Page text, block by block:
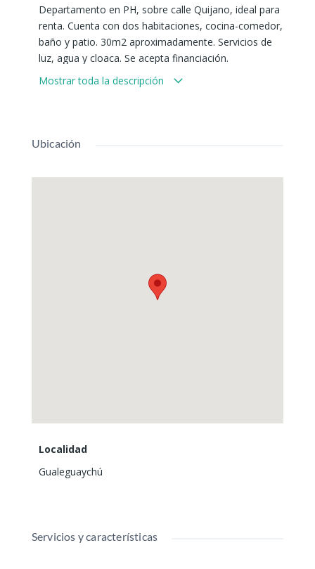
Departamento en PH, sobre calle Quijano, ideal para
renta. Cuenta con dos habitaciones, cocina-comedor,
baño y patio. 30m2 aproximadamente. Servicios de
luz, agua y cloaca. Se acepta financiación.
Mostrar toda la descripción
Ubicación
Localidad
Gualeguaychú
Servicios y características